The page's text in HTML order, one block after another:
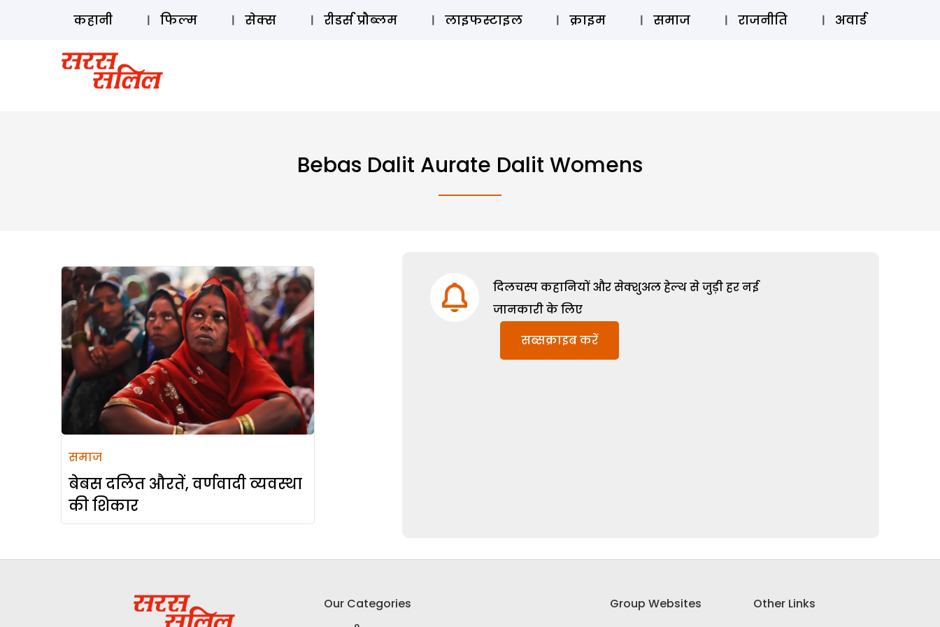
ऑडियो स्टोरी लॉग इन ⚲ SUBSCRIBE
कहानी फिल्म सेक्स रीडर्स प्रौब्लम लाइफस्टाइल क्राइम समाज राजनीति अवार्ड
Bebas Dalit Aurate Dalit Womens
समाज
बेबस दलित औरतें, वर्णवादी व्यवस्था
की शिकार
दिलचस्प कहानियों और सेक्शुअल हेल्थ से जुड़ी हर नई
जानकारी के लिए
सब्सक्राइब करें
Our Categories
Group Websites
Other Links